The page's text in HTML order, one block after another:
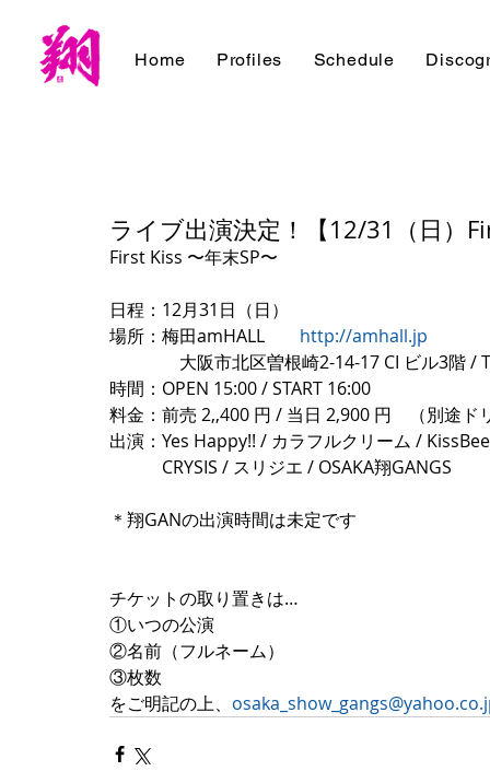
Home Profiles Schedule
ライブ出演決定！【12/31（日）
First Kiss 〜年末SP〜
日程：12月31日（日）
場所：梅田amHALL http://amhall.jp
大阪市北区曽根崎2-14-17 CI ビル3階 /
時間：OPEN 15:00 / START 16:00
料金：前売 2,,400 円 / 当日 2,900 円　（別途ド
出演：Yes Happy!! / カラフルクリーム /
CRYSIS / スリジエ / OSAKA翔GANGS
＊翔GANの出演時間は未定です
チケットの取り置きは…
①いつの公演
②名前（フルネーム）
③枚数
をご明記の上、